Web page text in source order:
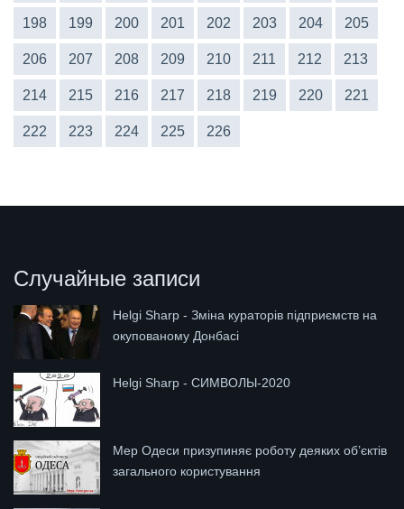
198 199 200 201 202 203 204 205
206 207 208 209 210 211 212 213
214 215 216 217 218 219 220 221
222 223 224 225 226
Случайные записи
Helgi Sharp - Зміна кураторів підприємств на
окупованому Донбасі
Helgi Sharp - СИМВОЛЫ-2020
Мер Одеси призупиняє роботу деяких об’єктів
загального користування